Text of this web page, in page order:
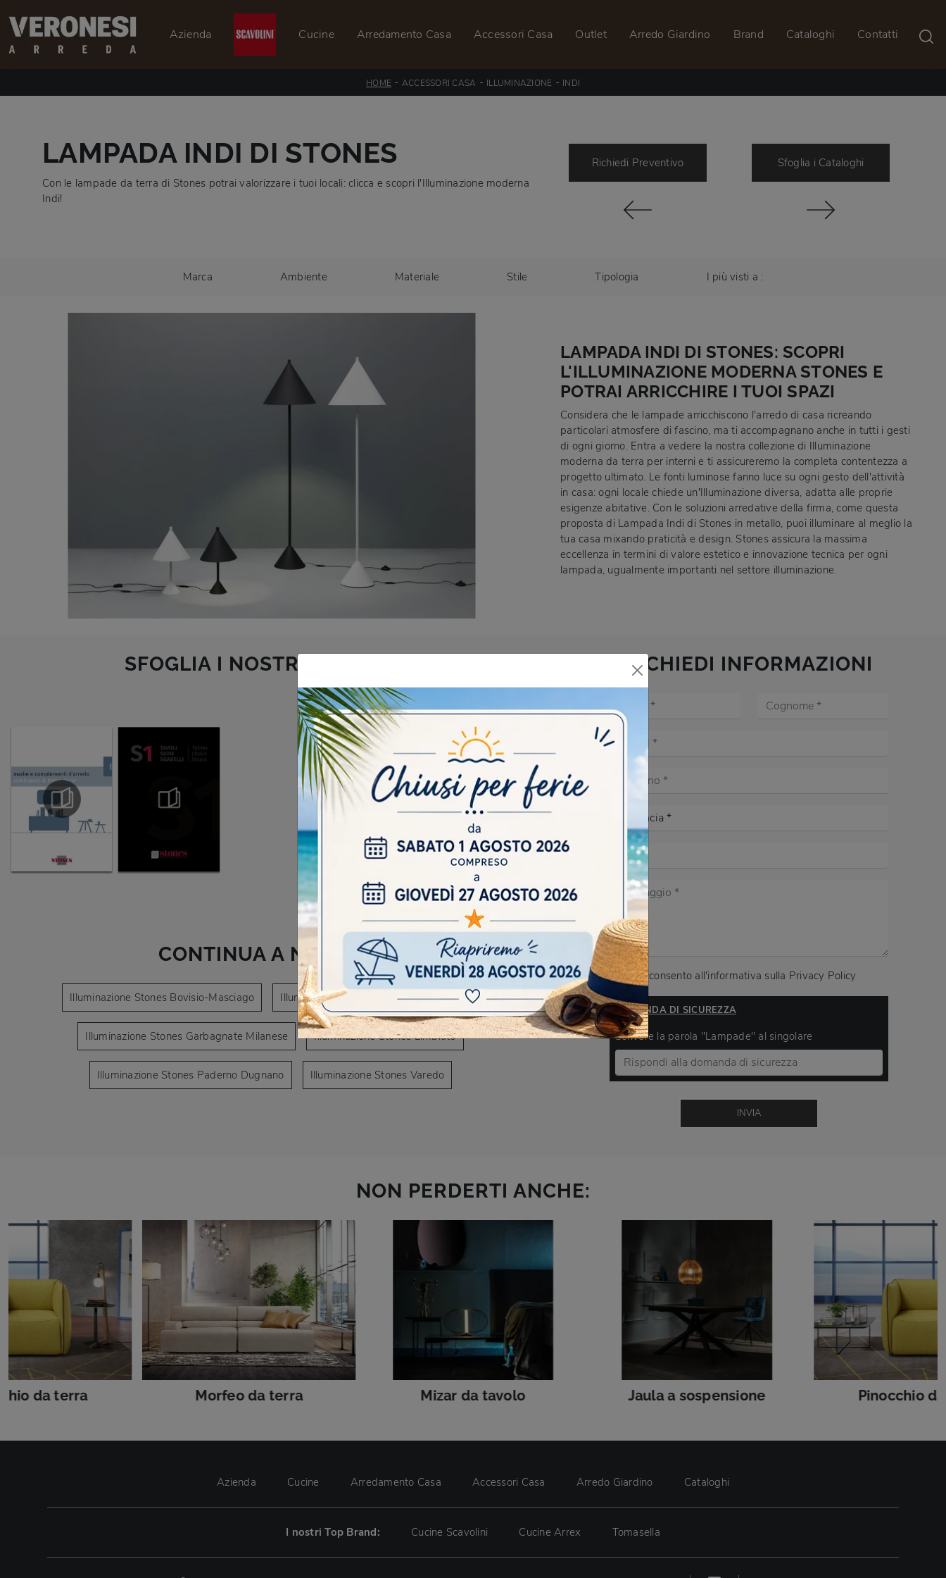
Azienda Cucine Arredamento Casa Accessori Casa Outlet Arredo Giardino Brand Cataloghi Contatti
HOME - ACCESSORI CASA - ILLUMINAZIONE - INDI
LAMPADA INDI DI STONES
Con le lampade da terra di Stones potrai valorizzare i tuoi locali: clicca e scopri l'Illuminazione moderna
Indi!
Richiedi Preventivo Sfoglia i Cataloghi
Marca Ambiente Materiale Stile Tipologia I più visti a :
LAMPADA INDI DI STONES: SCOPRI
L'ILLUMINAZIONE MODERNA STONES E
POTRAI ARRICCHIRE I TUOI SPAZI
Considera che le lampade arricchiscono l'arredo di casa ricreando
particolari atmosfere di fascino, ma ti accompagnano anche in tutti i gesti
di ogni giorno. Entra a vedere la nostra collezione di Illuminazione
moderna da terra per interni e ti assicureremo la completa contentezza a
progetto ultimato. Le fonti luminose fanno luce su ogni gesto dell'attività
in casa: ogni locale chiede un’Illuminazione diversa, adatta alle proprie
esigenze abitative. Con le soluzioni arredative della firma, come questa
proposta di Lampada Indi di Stones in metallo, puoi illuminare al meglio la
tua casa mixando praticità e design. Stones assicura la massima
eccellenza in termini di valore estetico e innovazione tecnica per ogni
lampada, ugualmente importanti nel settore illuminazione.
SFOGLIA I NOSTRI CATALOGHI
CONTINUA A NAVIGARE
Illuminazione Stones Bovisio-Masciago Illuminazione Stones Caronno Pertusella
Illuminazione Stones Garbagnate Milanese Illuminazione Stones Limbiate
Illuminazione Stones Paderno Dugnano Illuminazione Stones Varedo
RICHIEDI INFORMAZIONI
Acconsento all'informativa sulla Privacy Policy
DOMANDA DI SICUREZZA
Scrivere la parola "Lampade" al singolare
INVIA
NON PERDERTI ANCHE:
da terra Morfeo da terra Mizar da tavolo Jaula a sospensione Pinocchio
Azienda Cucine Arredamento Casa Accessori Casa Arredo Giardino Cataloghi
I nostri Top Brand: Cucine Scavolini Cucine Arrex Tomasella